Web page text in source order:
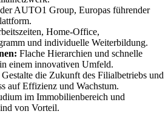
AUTO1 Group, Europas führender
Home-Office,
und individuelle Weiterbildung.
Flache Hierarchien und schnelle
einem innovativen Umfeld.
Gestalte die Zukunft des Filialbetriebs und
auf Effizienz und Wachstum.
im Immobilienbereich und
von Vorteil.